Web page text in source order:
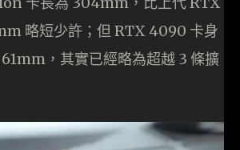
略短少許；但 RTX 4090 卡身
，其實已經略為超越 3 條擴